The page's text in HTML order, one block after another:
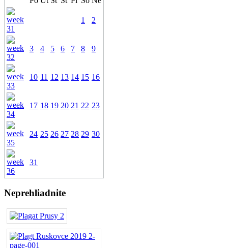
1 2
3 4 5 6 7 8 9
10 11 12 13 14 15 16
17 18 19 20 21 22 23
24 25 26 27 28 29 30
31
Neprehliadnite